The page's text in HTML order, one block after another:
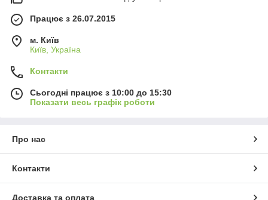
Працює з 26.07.2015
м. Київ
Київ, Україна
Контакти
Сьогодні працює з 10:00 до 15:30
Показати весь графік роботи
Про нас
Контакти
Доставка та оплата